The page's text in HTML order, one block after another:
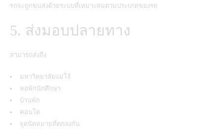
รถจะถูกขนส่งด้วยระบบที่เหมาะสมตามประเภทของรถ
5. ส่งมอบปลายทาง
สามารถส่งถึง
มหาวิทยาลัยแม่โจ้
หอพักนักศึกษา
บ้านพัก
คอนโด
จุดนัดหมายที่ตกลงกัน